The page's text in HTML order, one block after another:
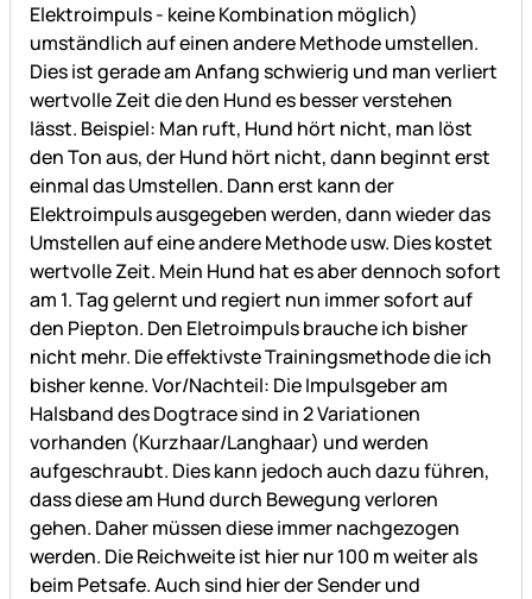
Elektroimpuls - keine Kombination möglich)
umständlich auf einen andere Methode umstellen.
Dies ist gerade am Anfang schwierig und man verliert
wertvolle Zeit die den Hund es besser verstehen
lässt. Beispiel: Man ruft, Hund hört nicht, man löst
den Ton aus, der Hund hört nicht, dann beginnt erst
einmal das Umstellen. Dann erst kann der
Elektroimpuls ausgegeben werden, dann wieder das
Umstellen auf eine andere Methode usw. Dies kostet
wertvolle Zeit. Mein Hund hat es aber dennoch sofort
am 1. Tag gelernt und regiert nun immer sofort auf
den Piepton. Den Eletroimpuls brauche ich bisher
nicht mehr. Die effektivste Trainingsmethode die ich
bisher kenne. Vor/Nachteil: Die Impulsgeber am
Halsband des Dogtrace sind in 2 Variationen
vorhanden (Kurzhaar/Langhaar) und werden
aufgeschraubt. Dies kann jedoch auch dazu führen,
dass diese am Hund durch Bewegung verloren
gehen. Daher müssen diese immer nachgezogen
werden. Die Reichweite ist hier nur 100 m weiter als
beim Petsafe. Auch sind hier der Sender und